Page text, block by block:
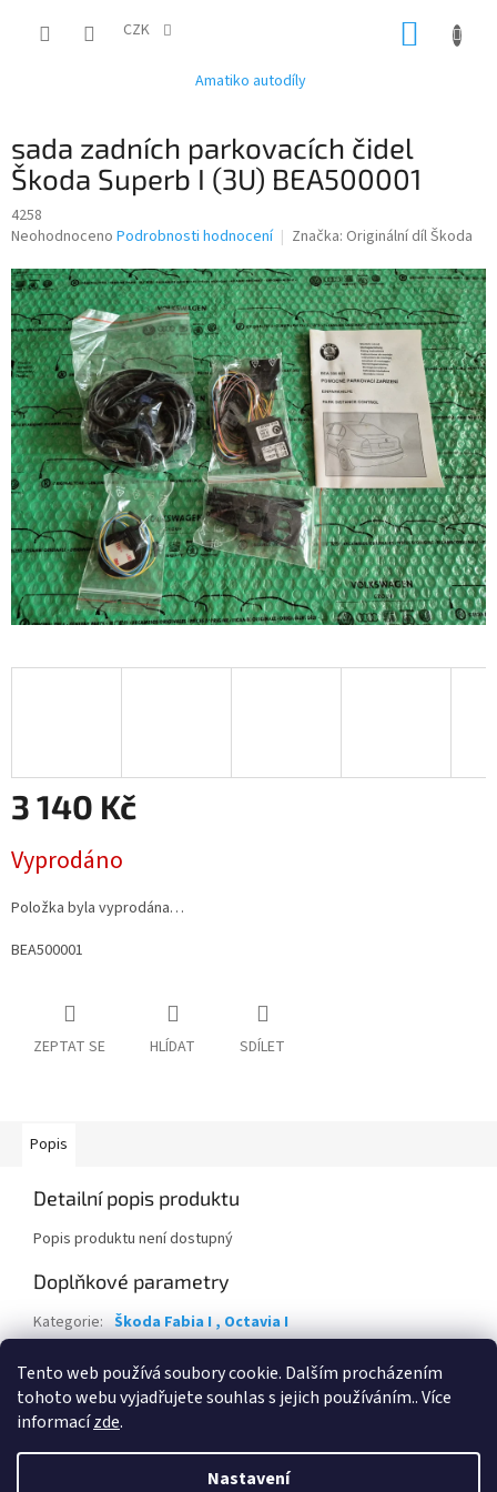
Tento web používá soubory cookie. Dalším procházením
tohoto webu vyjadřujete souhlas s jejich používáním.. Více
informacízde.
Nastavení
CZK
Amatiko autodíly
sada zadních parkovacích čidel
Škoda Superb I (3U) BEA500001
4258
Průměrné
produktu
je
0,0
z
5
hvězdiček.
Neohodnoceno Podrobnosti hodnocení Značka: Originální díl Škoda
3 140 Kč
cena:
Vyprodáno
Položka byla vyprodána…
BEA500001
ZEPTAT SE HLÍDAT SDÍLET
Popis
Detailní popis produktu
Popis produktu není dostupný
Doplňkové parametry
Kategorie: Škoda Fabia I , Octavia I
Položka byla vyprodána…
Vytvořil Shoptet